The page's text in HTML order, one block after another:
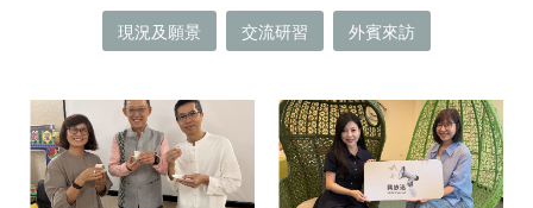
現況及願景 交流研習 外賓來訪